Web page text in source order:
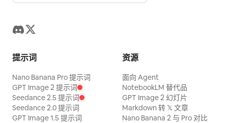
提示词
Nano Banana Pro 提示词
GPT Image 2 提示词
Seedance 2.5 提示词
Seedance 2.0 提示词
GPT Image 1.5 提示词
资源
面向 Agent
NotebookLM 替代品
GPT Image 2 幻灯片
Markdown 转 𝕏 文章
Nano Banana 2 与 Pro 对比